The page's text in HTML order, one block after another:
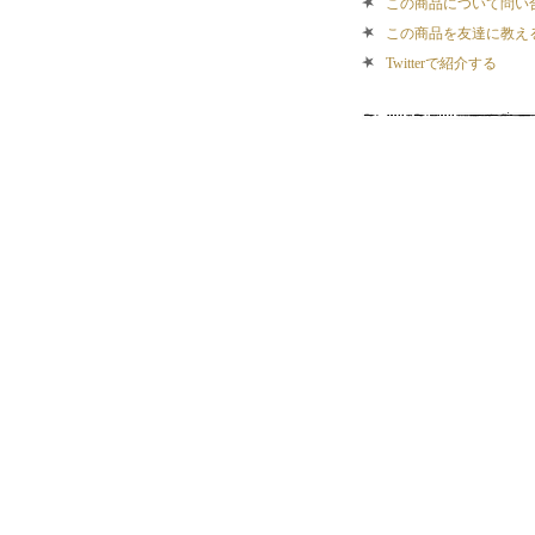
この商品について問い
この商品を友達に教え
Twitterで紹介する